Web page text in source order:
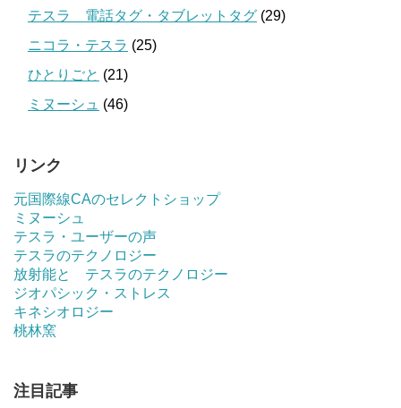
テスラ 電話タグ・タブレットタグ (29)
ニコラ・テスラ (25)
ひとりごと (21)
ミヌーシュ (46)
リンク
元国際線CAのセレクトショップ
ミヌーシュ
テスラ・ユーザーの声
テスラのテクノロジー
放射能と テスラのテクノロジー
ジオパシック・ストレス
キネシオロジー
桃林窯
注目記事